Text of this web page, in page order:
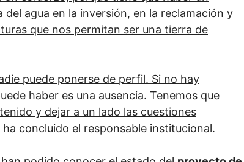
agua en la inversión, en la reclamación y
que nos permitan ser una tierra de
puede ponerse de perfil. Si no hay
haber es una ausencia. Tenemos que
y dejar a un lado las cuestiones
ha concluido el responsable institucional.